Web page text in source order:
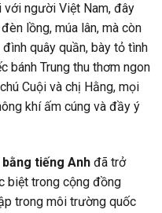
người Việt Nam, đây
lồng, múa lân, mà còn
quây quần, bày tỏ tình
bánh Trung thu thơm ngon
Cuội và chị Hằng, mọi
khí ấm cúng và đầy ý
tiếng Anh đã trở
biệt trong cộng đồng
trong môi trường quốc